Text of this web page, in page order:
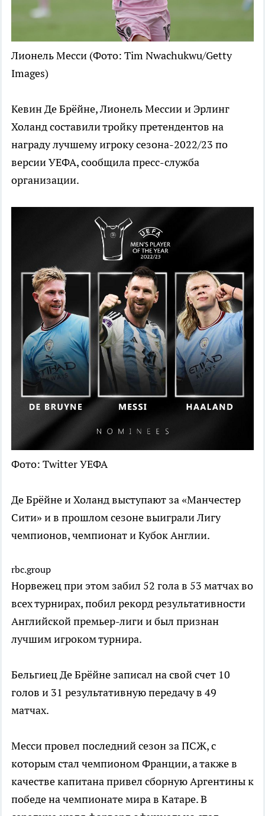
Лионель Месси (Фото: Tim Nwachukwu/Getty
Images)
Кевин Де Брёйне, Лионель Мессии и Эрлинг
Холанд составили тройку претендентов на
награду лучшему игроку сезона-2022/23 по
версии УЕФА, сообщила пресс-служба
организации.
Фото: Twitter УЕФА
Де Брёйне и Холанд выступают за «Манчестер
Сити» и в прошлом сезоне выиграли Лигу
чемпионов, чемпионат и Кубок Англии.
rbc.group
Норвежец при этом забил 52 гола в 53 матчах во
всех турнирах, побил рекорд результативности
Английской премьер-лиги и был признан
лучшим игроком турнира.
Бельгиец Де Брёйне записал на свой счет 10
голов и 31 результативную передачу в 49
матчах.
Месси провел последний сезон за ПСЖ, с
которым стал чемпионом Франции, а также в
качестве капитана привел сборную Аргентины к
победе на чемпионате мира в Катаре. В